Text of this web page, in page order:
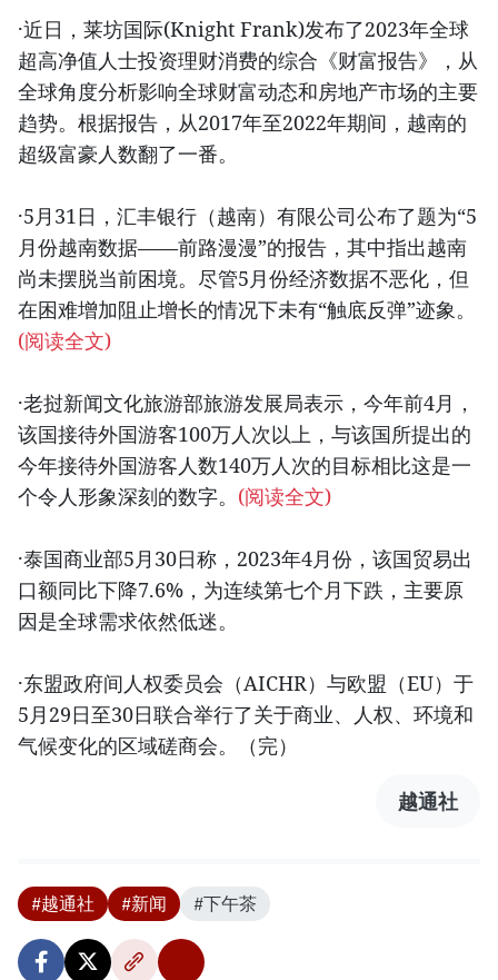
·近日，莱坊国际(Knight Frank)发布了2023年全球
超高净值人士投资理财消费的综合《财富报告》，从
全球角度分析影响全球财富动态和房地产市场的主要
趋势。根据报告，从2017年至2022年期间，越南的
超级富豪人数翻了一番。
·5月31日，汇丰银行（越南）有限公司公布了题为“5
月份越南数据——前路漫漫”的报告，其中指出越南
尚未摆脱当前困境。尽管5月份经济数据不恶化，但
在困难增加阻止增长的情况下未有“触底反弹”迹象。
(阅读全文)
·老挝新闻文化旅游部旅游发展局表示，今年前4月，
该国接待外国游客100万人次以上，与该国所提出的
今年接待外国游客人数140万人次的目标相比这是一
个令人形象深刻的数字。 (阅读全文)
·泰国商业部5月30日称，2023年4月份，该国贸易出
口额同比下降7.6%，为连续第七个月下跌，主要原
因是全球需求依然低迷。
·东盟政府间人权委员会（AICHR）与欧盟（EU）于
5月29日至30日联合举行了关于商业、人权、环境和
气候变化的区域磋商会。（完）
越通社
#越通社 #新闻 #下午茶